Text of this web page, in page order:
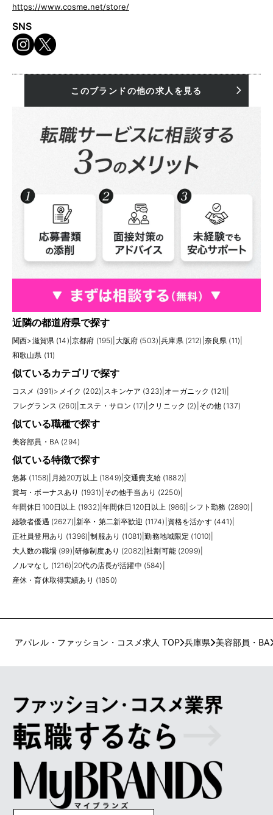
https://www.cosme.net/store/
SNS
このブランドの他の求人を見る
近隣の都道府県で探す
関西>滋賀県 (14) 京都府 (195) 大阪府 (503) |兵庫県 (212) 奈良県 (11)
和歌山県 (11)
似ているカテゴリで探す
コスメ (391)> メイク (202) スキンケア (323) オーガニック (121)
フレグランス (260) エステ・サロン (17) クリニック (2) その他 (137)
似ている職種で探す
美容部員・BA (294)
似ている特徴で探す
急募 (1158) 月給20万以上 (1849) |交通費支給 (1882)
賞与・ボーナスあり (1931) その他手当あり (2250)
年間休日100日以上 (1932) 年間休日120日以上 (986) シフト勤務 (2890)
経験者優遇 (2627) |新卒・第二新卒歓迎 (1174) 資格を活かす (441)
正社員登用あり (1396) |制服あり (1081) |勤務地域限定 (1010)
大人数の職場 (99) 研修制度あり (2082) |社割可能 (2099)
ノルマなし (1216) 20代の店長が活躍中 (584)
産休・育休取得実績あり (1850)
アパレル・ファッション・コスメ求人 TOP 兵庫県 美容部員・BA